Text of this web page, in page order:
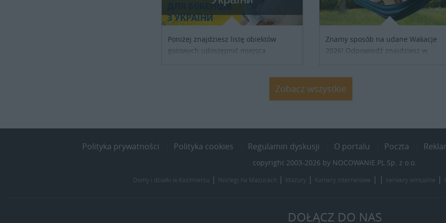
Poniżej znajdziesz listę obiektów
gotowych udostępnić miejsca
kraju. Skontaktuj się z właścicielem
Znamy sposób na udane Wakacje
2026! Odpowiedź znajdziesz w
atrakcyjne noclegi czekają...
Zobacz wszystkie
Polityka prywatności Polityka cookies Regulamin dyskusji O portalu Poczta
copyright 2003-2026 by NOCOWANIE.PL Sp. z o.o.
Domy i działki w Kazimierzu | Noclegi na Mazurach | Mazury | Kamery internetowe | | serwery wirtualne |
DOŁĄCZ DO NAS